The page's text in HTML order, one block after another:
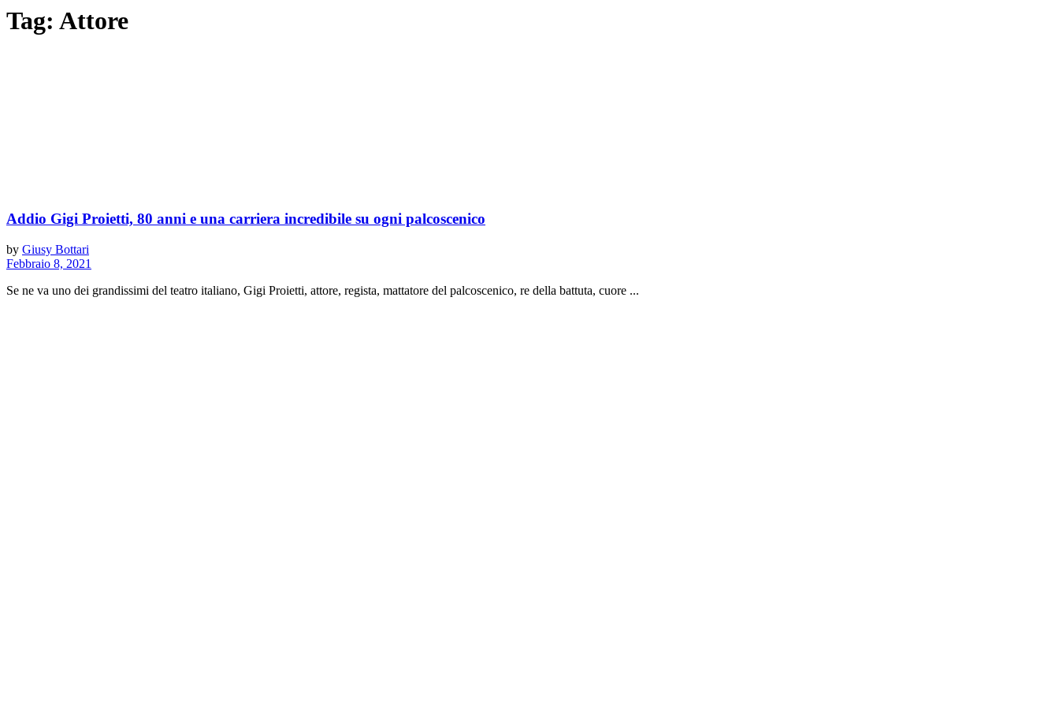
Tag: Attore
Addio Gigi Proietti, 80 anni e una carriera incredibile su ogni palcoscenico
by Giusy Bottari
Febbraio 8, 2021
Se ne va uno dei grandissimi del teatro italiano, Gigi Proietti, attore, regista, mattatore del palcoscenico, re della battuta, cuore ...